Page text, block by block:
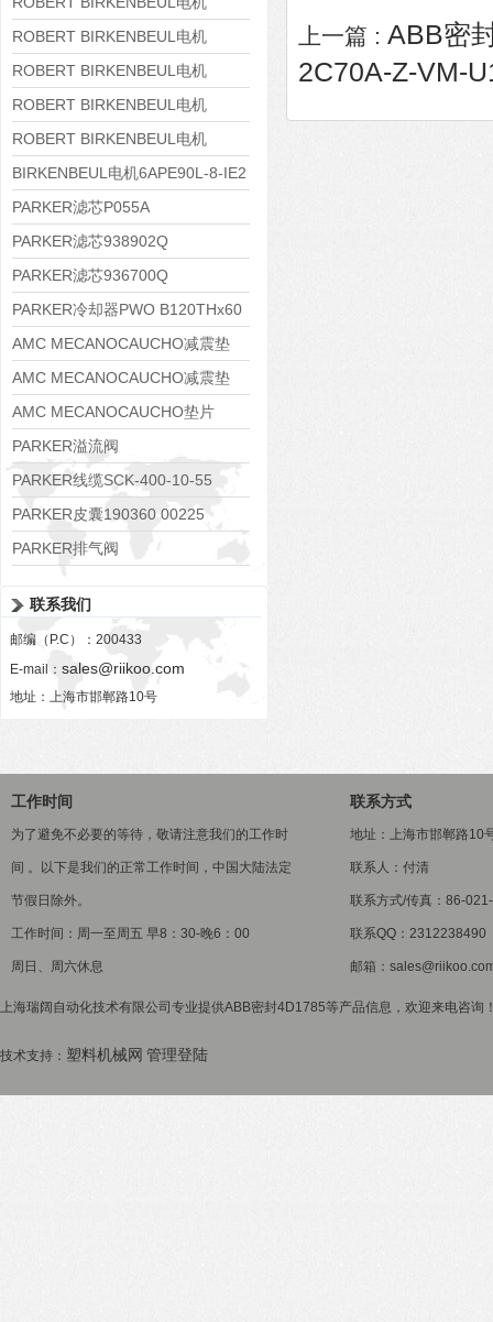
8APE160L-4-IE3
ROBERT BIRKENBEUL电机
8APE112M-6K-IE3
ROBERT BIRKENBEUL电机
8APE100L-2 IE3
ROBERT BIRKENBEUL电机
8APE90S-4 IE3
ROBERT BIRKENBEUL电机
8APE80M-2K-IE3
BIRKENBEUL电机6APE90L-8-IE2
PARKER滤芯P055A
PARKER滤芯938902Q
PARKER滤芯936700Q
PARKER冷却器PWO B120THx60
AMC MECANOCAUCHO减震垫
138552
AMC MECANOCAUCHO减震垫
138551
AMC MECANOCAUCHO垫片
608074
PARKER溢流阀
RE06M35W2N1KWXG087
PARKER线缆SCK-400-10-55
PARKER皮囊190360 00225
PARKER排气阀
联系我们
邮编（P.C）：200433
E-mail： sales@riikoo.com
地址：上海市邯郸路10号
上一篇 : ABB密
2C70A-Z-VM-
工作时间
为了避免不必要的等待，敬请注意我们的工作时
间 。以下是我们的正常工作时间，中国大陆法定
节假日除外。
工作时间：周一至周五 早8：30-晚6：00
周日、周六休息
联系方式
地址：上海市邯郸路10
联系人：付清
联系方式/传真：86-
联系QQ：2312238490
邮箱：
上海瑞阔自动化技术有限公司专业提供ABB密封4D1785等产品信息，欢迎来电咨询
技术支持： 塑料机械网 管理登陆